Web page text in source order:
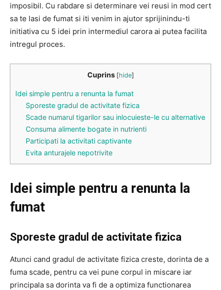
imposibil. Cu rabdare si determinare vei reusi in mod cert
sa te lasi de fumat si iti venim in ajutor sprijinindu-ti
initiativa cu 5 idei prin intermediul carora ai putea facilita
intregul proces.
Cuprins [hide]
Idei simple pentru a renunta la fumat
Sporeste gradul de activitate fizica
Scade numarul tigarilor sau inlocuieste-le cu alternative
Consuma alimente bogate in nutrienti
Participati la activitati captivante
Evita anturajele nepotrivite
Idei simple pentru a renunta la
fumat
Sporeste gradul de activitate fizica
Atunci cand gradul de activitate fizica creste, dorinta de a
fuma scade, pentru ca vei pune corpul in miscare iar
principala sa dorinta va fi de a optimiza functionarea